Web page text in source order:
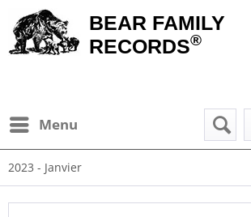
BEAR FAMILY
RECORDS®
Menu
2023 - Janvier